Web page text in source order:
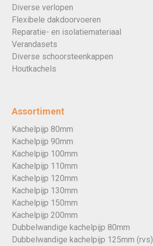
Diverse verlopen
Flexibele dakdoorvoeren
Reparatie- en isolatiemateriaal
Verandasets
Diverse schoorsteenkappen
Houtkachels
Assortiment
Kachelpijp 80mm
Kachelpijp 90mm
Kachelpijp 100mm
Kachelpijp 110mm
Kachelpijp 120mm
Kachelpijp 130mm
Kachelpijp 150mm
Kachelpijp 200mm
Dubbelwandige kachelpijp 80mm
Dubbelwandige kachelpijp 125mm (rvs)